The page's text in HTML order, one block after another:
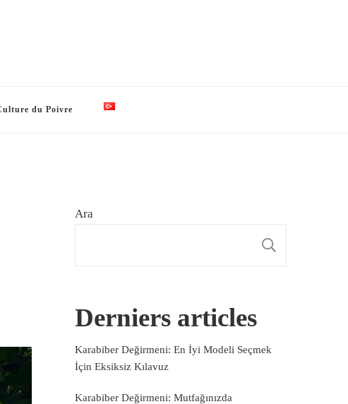
du Poivre
Ara
Derniers articles
Karabiber Değirmeni: En İyi Modeli Seçmek
İçin Eksiksiz Kılavuz
Karabiber Değirmeni: Mutfağınızda